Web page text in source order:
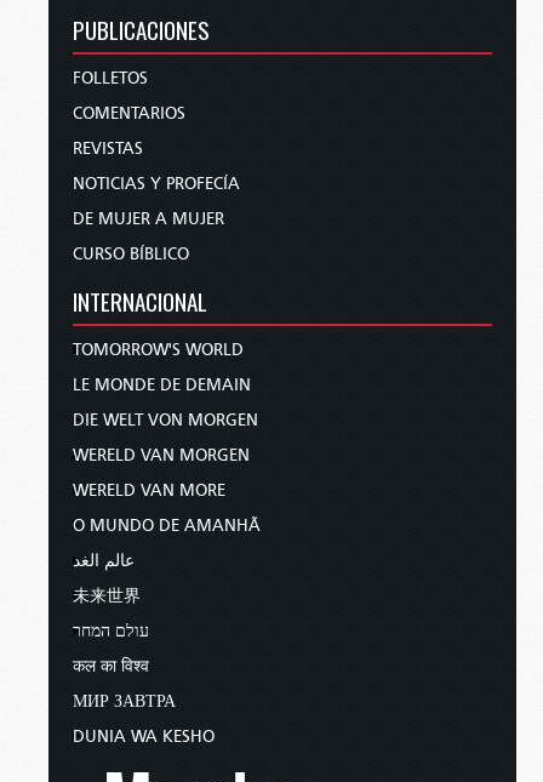
PUBLICACIONES
FOLLETOS
COMENTARIOS
REVISTAS
NOTICIAS Y PROFECÍA
DE MUJER A MUJER
CURSO BÍBLICO
INTERNACIONAL
TOMORROW'S WORLD
LE MONDE DE DEMAIN
DIE WELT VON MORGEN
WERELD VAN MORGEN
WERELD VAN MORE
O MUNDO DE AMANHÃ
عالم الغد
未来世界
עולם המחר
कल का विश्व
МИР ЗАВТРА
DUNIA WA KESHO